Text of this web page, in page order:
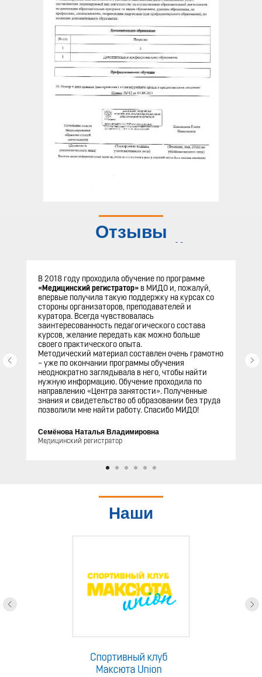
Отзывы
слушателей
В 2018 году проходила обучение по программе
«Медицинский регистратор» в МИДО и, пожалуй,
впервые получила такую поддержку на курсах со
стороны организаторов, преподавателей и
куратора. Всегда чувствовалась
заинтересованность педагогического состава
курсов, желание передать как можно больше
своего практического опыта.
Методический материал составлен очень грамотно
– уже по окончании программы обучения
неоднократно заглядывала в него, чтобы найти
нужную информацию. Обучение проходила по
направлению «Центра занятости». Полученные
знания и свидетельство об образовании без труда
позволили мне найти работу. Спасибо МИДО!
Семёнова Наталья Владимировна
Медицинский регистратор
Наши